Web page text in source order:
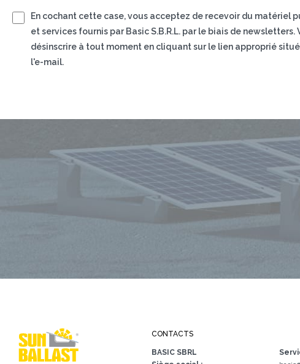
En cochant cette case, vous acceptez de recevoir du matériel
et services fournis par Basic S.B.R.L. par le biais de newsletters.
désinscrire à tout moment en cliquant sur le lien approprié
l'e-mail.
CONTACTS
BASIC SBRL